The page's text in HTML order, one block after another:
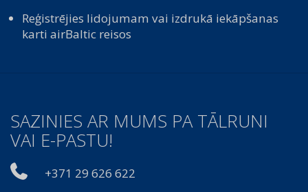
Reģistrējies lidojumam vai izdrukā iekāpšanas
karti airBaltic reisos
SAZINIES AR MUMS PA TĀLRUNI
VAI E-PASTU!
+371 29 626 622